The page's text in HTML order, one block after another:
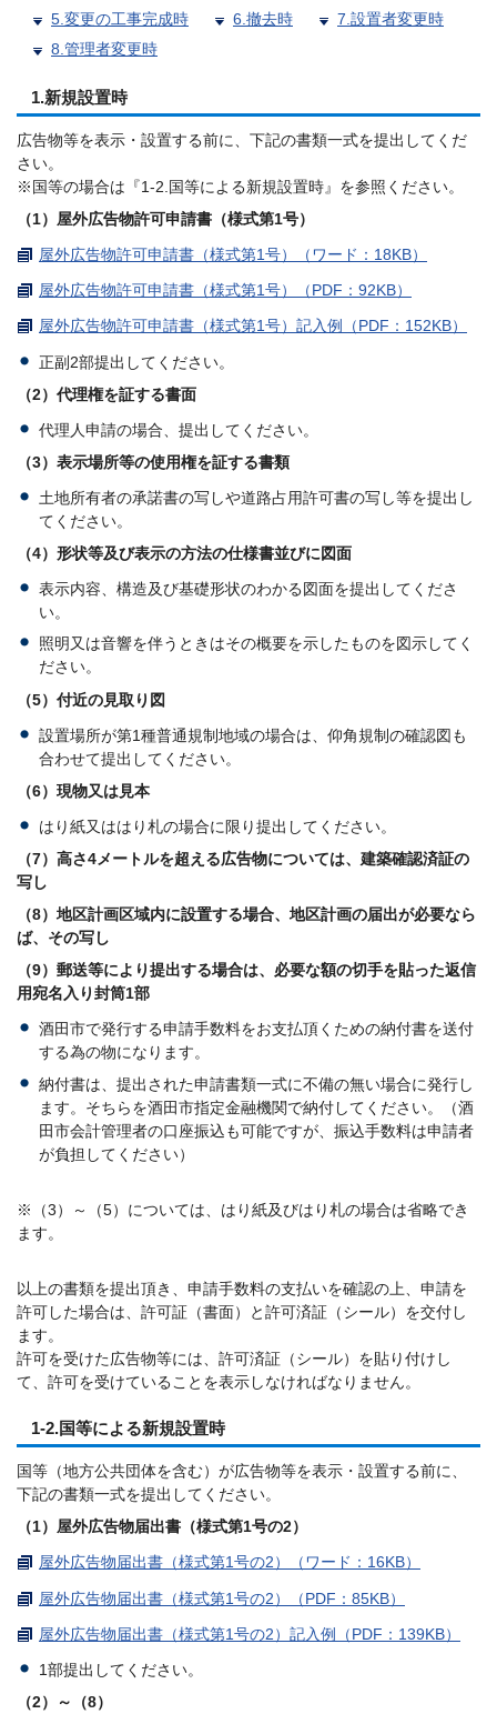
5.変更の工事完成時
6.撤去時
7.設置者変更時
8.管理者変更時
1.新規設置時
広告物等を表示・設置する前に、下記の書類一式を提出してくだ
さい。
※国等の場合は『1-2.国等による新規設置時』を参照ください。
（1）屋外広告物許可申請書（様式第1号）
屋外広告物許可申請書（様式第1号）（ワード：18KB）
屋外広告物許可申請書（様式第1号）（PDF：92KB）
屋外広告物許可申請書（様式第1号）記入例（PDF：152KB）
正副2部提出してください。
（2）代理権を証する書面
代理人申請の場合、提出してください。
（3）表示場所等の使用権を証する書類
土地所有者の承諾書の写しや道路占用許可書の写し等を提出し
てください。
（4）形状等及び表示の方法の仕様書並びに図面
表示内容、構造及び基礎形状のわかる図面を提出してくださ
い。
照明又は音響を伴うときはその概要を示したものを図示してく
ださい。
（5）付近の見取り図
設置場所が第1種普通規制地域の場合は、仰角規制の確認図も
合わせて提出してください。
（6）現物又は見本
はり紙又ははり札の場合に限り提出してください。
（7）高さ4メートルを超える広告物については、建築確認済証の
写し
（8）地区計画区域内に設置する場合、地区計画の届出が必要なら
ば、その写し
（9）郵送等により提出する場合は、必要な額の切手を貼った返信
用宛名入り封筒1部
酒田市で発行する申請手数料をお支払頂くための納付書を送付
する為の物になります。
納付書は、提出された申請書類一式に不備の無い場合に発行し
ます。そちらを酒田市指定金融機関で納付してください。（酒
田市会計管理者の口座振込も可能ですが、振込手数料は申請者
が負担してください）
※（3）～（5）については、はり紙及びはり札の場合は省略でき
ます。
以上の書類を提出頂き、申請手数料の支払いを確認の上、申請を
許可した場合は、許可証（書面）と許可済証（シール）を交付し
ます。
許可を受けた広告物等には、許可済証（シール）を貼り付けし
て、許可を受けていることを表示しなければなりません。
1-2.国等による新規設置時
国等（地方公共団体を含む）が広告物等を表示・設置する前に、
下記の書類一式を提出してください。
（1）屋外広告物届出書（様式第1号の2）
屋外広告物届出書（様式第1号の2）（ワード：16KB）
屋外広告物届出書（様式第1号の2）（PDF：85KB）
屋外広告物届出書（様式第1号の2）記入例（PDF：139KB）
1部提出してください。
（2）～（8）